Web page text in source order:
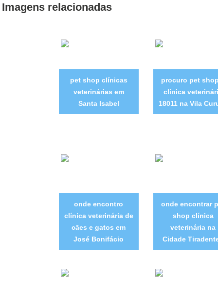
Imagens relacionadas
pet shop clínicas
veterinárias em
Santa Isabel
procuro pet
clínica
18011 na Vila
onde encontro
clínica veterinária de
cães e gatos em
José Bonifácio
onde encontrar
shop clínica
veterinária na
Cidade